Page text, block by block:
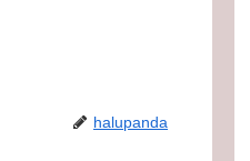
halupanda